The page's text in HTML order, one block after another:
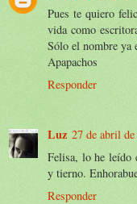
Pues te quiero
vida como
Sólo el nombre ya
Apapachos
Responder
Luz 27 de abril
Felisa, lo he leído
y tierno.
Responder